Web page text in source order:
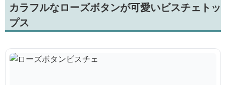
カラフルなローズボタンが可愛いビスチェトッ
プス